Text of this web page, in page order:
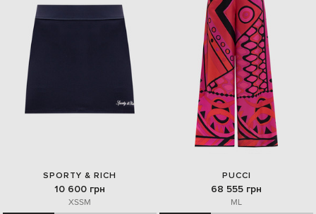
SPORTY & RICH
10 600 грн
XSSM
PUCCI
68 555 грн
ML